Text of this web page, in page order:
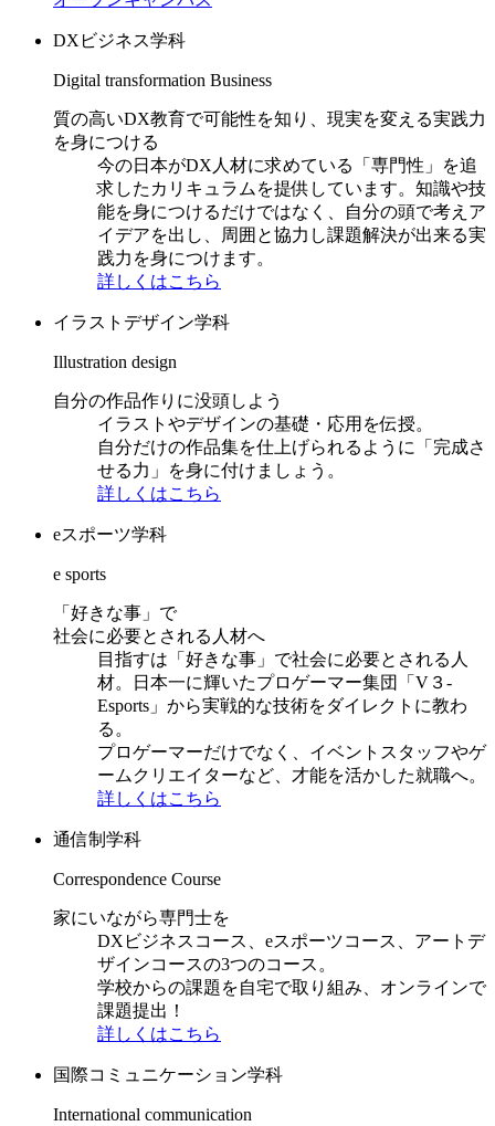
DXビジネス学科
Digital transformation Business
質の高いDX教育で可能性を知り、現実を変える実践力
を身につける
今の日本がDX人材に求めている「専門性」を追
求したカリキュラムを提供しています。知識や技
能を身につけるだけではなく、自分の頭で考えア
イデアを出し、周囲と協力し課題解決が出来る実
践力を身につけます。
詳しくはこちら
イラストデザイン学科
Illustration design
自分の作品作りに没頭しよう
イラストやデザインの基礎・応用を伝授。
自分だけの作品集を仕上げられるように「完成さ
せる力」を身に付けましょう。
詳しくはこちら
eスポーツ学科
e sports
「好きな事」で
社会に必要とされる人材へ
目指すは「好きな事」で社会に必要とされる人
材。日本一に輝いたプロゲーマー集団「V３-
Esports」から実戦的な技術をダイレクトに教わ
る。
プロゲーマーだけでなく、イベントスタッフやゲ
ームクリエイターなど、才能を活かした就職へ。
詳しくはこちら
通信制学科
Correspondence Course
家にいながら専門士を
DXビジネスコース、eスポーツコース、アートデ
ザインコースの3つのコース。
学校からの課題を自宅で取り組み、オンラインで
課題提出！
詳しくはこちら
国際コミュニケーション学科
International communication